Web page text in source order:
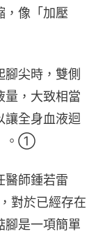
像「加壓
尖時，雙側
量，大致相當
讓全身血液迴
。①
醫師鍾若雷
對於已經存在
腳是一項簡單